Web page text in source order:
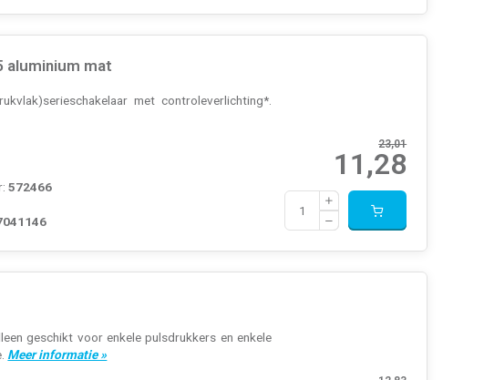
aluminium mat
met controleverlichting*.
23,01
11,28
572466
geschikt voor enkele pulsdrukkers en enkele
Meer informatie »